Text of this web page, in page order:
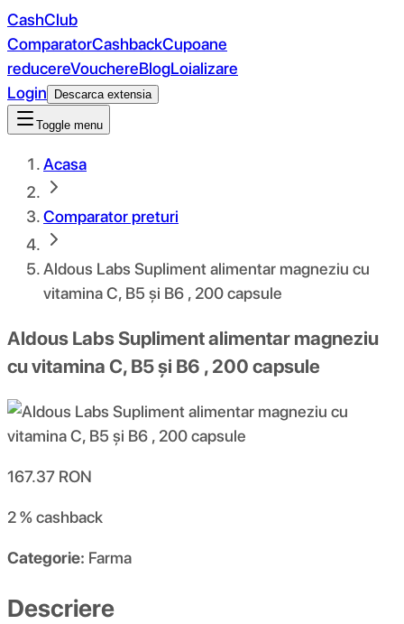
CashClub
ComparatorCashbackCupoane
reducereVouchereBlogLoializare
Login
Descarca extensia
Toggle menu
Acasa
Comparator preturi
Aldous Labs Supliment alimentar magneziu cu
vitamina C, B5 și B6 , 200 capsule
Aldous Labs Supliment alimentar magneziu
cu vitamina C, B5 și B6 , 200 capsule
167.37 RON
2 %cashback
Categorie: Farma
Descriere